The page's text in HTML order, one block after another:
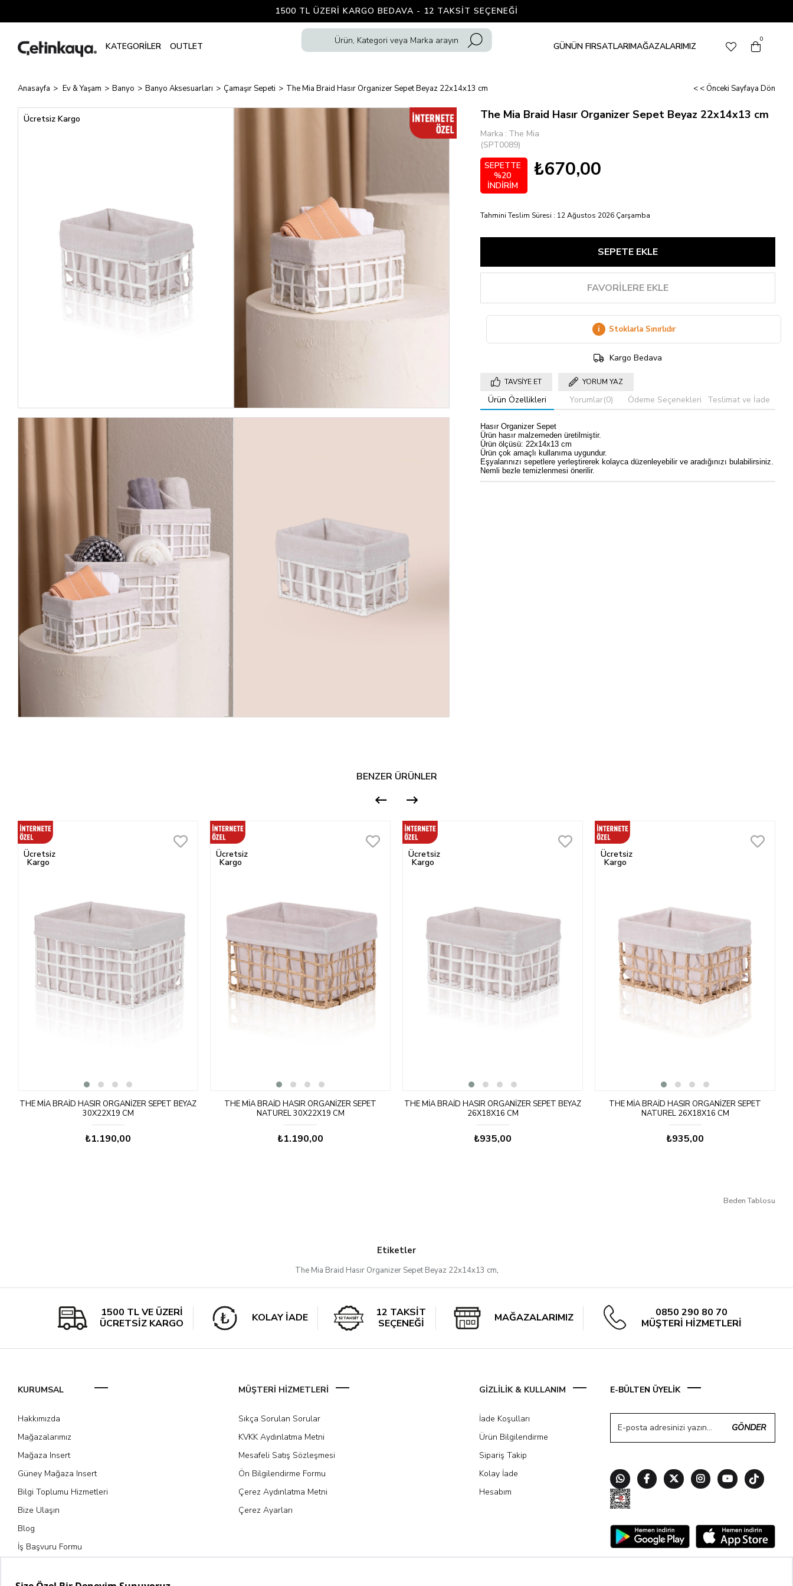
1500 TL ÜZERI KARGO BEDAVA - 12 TAKSIT SEÇENEĞI
GÜNÜN FIRSATLARIMAĞAZALARIMIZ
0
Anasayfa Ev & Yaşam Banyo Banyo Aksesuarları Çamaşır Sepeti The Mia Braid Hasır Organizer Sepet Beyaz 22x14x13 cm < < Önceki Sayfaya Dön
Ücretsiz Kargo The Mia Braid Hasır Organizer Sepet Beyaz 22x14x13 cm
Marka : The Mia
(SPT0089)
₺670,00
SEPETTE
%20
İNDİRİM
Tahmini Teslim Süresi : 12 Ağustos 2026 Çarşamba
FAVORILERE EKLE
i Stoklarla Sınırlıdır
Kargo Bedava
TAVSIYE ET YORUM YAZ
Ürün Özellikleri Yorumlar(0) Ödeme Seçenekleri Teslimat ve İade
Hasır Organizer Sepet
Ürün hasır malzemeden üretilmiştir.
Ürün ölçüsü: 22x14x13 cm
Ürün çok amaçlı kullanıma uygundur.
Eşyalarınızı sepetlere yerleştirerek kolayca düzenleyebilir ve aradığınızı bulabilirsiniz.
Nemli bezle temizlenmesi önerilir.
BENZER ÜRÜNLER
THE MIA BRAID HASIR ORGANIZER SEPET BEYAZ
30X22X19 CM
₺1.190,00
Ücretsiz
Kargo
THE MIA BRAID HASIR ORGANIZER SEPET
NATUREL 30X22X19 CM
₺1.190,00
Ücretsiz
Kargo
THE MIA BRAID HASIR ORGANIZER SEPET BEYAZ
26X18X16 CM
₺935,00
Ücretsiz
Kargo
THE MIA BRAID HASIR ORGANIZER SEPET
NATUREL 26X18X16 CM
₺935,00
Ücretsiz
Kargo
Beden Tablosu
Etiketler
The Mia Braid Hasır Organizer Sepet Beyaz 22x14x13 cm,
1500 TL VE ÜZERİ
ÜCRETSİZ KARGO
KOLAY İADE
12 TAKSİT
SEÇENEĞİ
MAĞAZALARIMIZ
0850 290 80 70
MÜŞTERİ HİZMETLERİ
KURUMSAL
Hakkımızda
Mağazalarımız
Mağaza Insert
Güney Mağaza Insert
Bilgi Toplumu Hizmetleri
Bize Ulaşın
Blog
İş Başvuru Formu
MÜŞTERİ HİZMETLERİ
Sıkça Sorulan Sorular
KVKK Aydınlatma Metni
Mesafeli Satış Sözleşmesi
Ön Bilgilendirme Formu
Çerez Aydınlatma Metni
Çerez Ayarları
GİZLİLİK & KULLANIM
İade Koşulları
Ürün Bilgilendirme
Sipariş Takip
Kolay İade
Hesabım
E-BÜLTEN ÜYELİK
GÖNDER